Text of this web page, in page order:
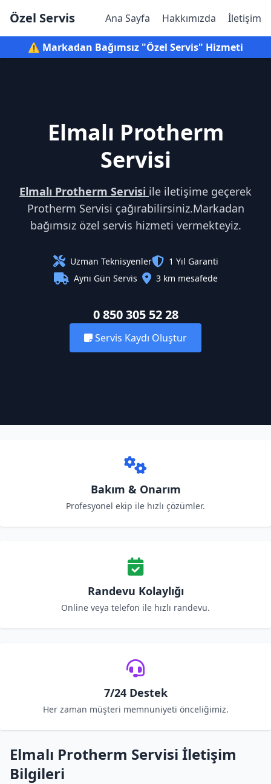
Özel Servis Ana Sayfa Hakkımızda İletişim
⚠️ Markadan Bağımsız "Özel Servis" Hizmeti
Elmalı Protherm
Servisi
Elmalı Protherm Servisi ile iletişime geçerek
Protherm Servisi çağırabilirsiniz.Markadan
bağımsız özel servis hizmeti vermekteyiz.
Uzman Teknisyenler
1 Yıl Garanti
Aynı Gün Servis
3 km mesafede
0 850 305 52 28
Servis Kaydı Oluştur
Bakım & Onarım
Profesyonel ekip ile hızlı çözümler.
Randevu Kolaylığı
Online veya telefon ile hızlı randevu.
7/24 Destek
Her zaman müşteri memnuniyeti önceliğimiz.
Elmalı Protherm Servisi İletişim
Bilgileri